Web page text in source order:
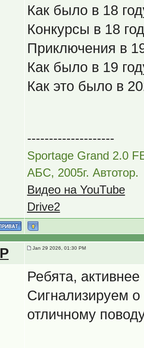
Как было в 18
Конкурсы в 18
Приключения в
Как было в 19
Как это было в
--------------------
Sportаge Grаnd 2.0
АБС, 2005г. Автотор.
Видео на YouTube
Drive2
Jan 29 2026, 01:30 PM
Ребята,
Сигнализируем
отличному